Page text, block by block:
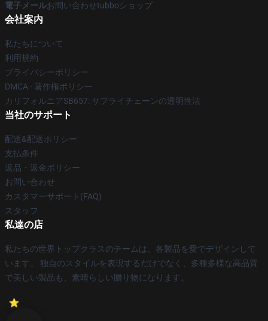
電子メールお問い合わせtubboショップ
会社案内
私たちについて
利用規約
プライバシーポリシー
DMCA - 著作権ポリシー
カリフォルニアSB657: サプライチェーンの透明性法
当社のサポート
配送&配送ポリシー
支払条件
返品・返金ポリシー
お問い合わせ
カスタマーサポート(FAQ)
スタッフ
私達の店
私たちの世界トップクラスのチームは、各製品を愛でデザインして
います。 独自のスタイルを表現するだけでなく、多種多様な高品質
で美しい製品も、素晴らしい贈り物になります。